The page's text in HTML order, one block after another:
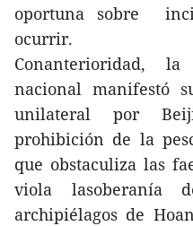
oportuna sobre
ocurrir.
Conanterioridad,
nacional manifestó
unilateral por
prohibición de la
que obstaculiza las
viola lasoberanía
archipiélagos de